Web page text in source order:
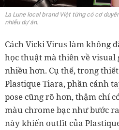
La Lune local brand Việt từng có cơ
nhiều dự án.
Cách Vicki Virus làm không
học thuật mà thiên về visual
nhiều hơn. Cụ thế, trong
Plastique Tiara, phần cánh
pose cũng rõ hơn, thậm chí
màu chrome bạc như bước
này khiến outfit của